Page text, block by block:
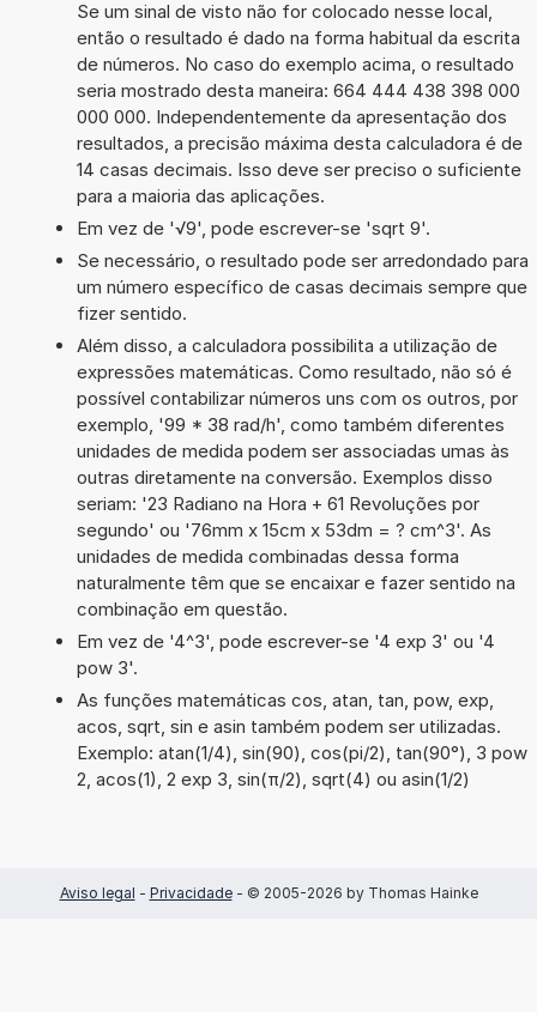
Se um sinal de visto não for colocado nesse local,
então o resultado é dado na forma habitual da escrita
de números. No caso do exemplo acima, o resultado
seria mostrado desta maneira: 664 444 438 398 000
000 000. Independentemente da apresentação dos
resultados, a precisão máxima desta calculadora é de
14 casas decimais. Isso deve ser preciso o suficiente
para a maioria das aplicações.
Em vez de '√9', pode escrever-se 'sqrt 9'.
Se necessário, o resultado pode ser arredondado para
um número específico de casas decimais sempre que
fizer sentido.
Além disso, a calculadora possibilita a utilização de
expressões matemáticas. Como resultado, não só é
possível contabilizar números uns com os outros, por
exemplo, '99 * 38 rad/h', como também diferentes
unidades de medida podem ser associadas umas às
outras diretamente na conversão. Exemplos disso
seriam: '23 Radiano na Hora + 61 Revoluções por
segundo' ou '76mm x 15cm x 53dm = ? cm^3'. As
unidades de medida combinadas dessa forma
naturalmente têm que se encaixar e fazer sentido na
combinação em questão.
Em vez de '4^3', pode escrever-se '4 exp 3' ou '4
pow 3'.
As funções matemáticas cos, atan, tan, pow, exp,
acos, sqrt, sin e asin também podem ser utilizadas.
Exemplo: atan(1/4), sin(90), cos(pi/2), tan(90°), 3 pow
2, acos(1), 2 exp 3, sin(π/2), sqrt(4) ou asin(1/2)
Aviso legal - Privacidade- © 2005-2026 by Thomas Hainke